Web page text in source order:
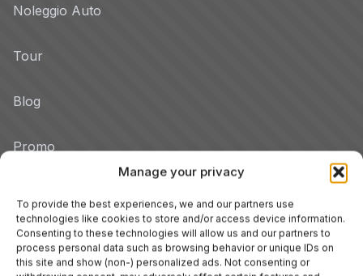
Manage your privacy
To provide the best experiences, we and our partners use
technologies like cookies to store and/or access device information.
Consenting to these technologies will allow us and our partners to
process personal data such as browsing behavior or unique IDs on
this site and show (non-) personalized ads. Not consenting or
Noleggio Auto
Tour
Blog
Promo
Veneto
Tuscany